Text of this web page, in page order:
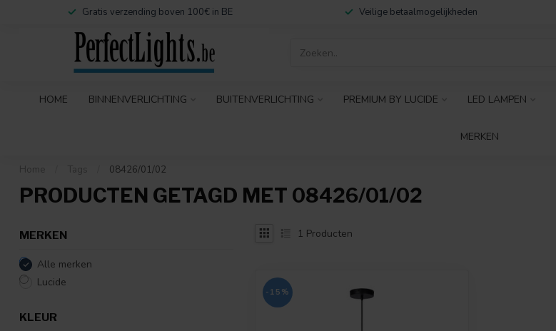
Gratis verzending boven 100€ in BE Veilige betaalmogelijkheden
HOME BINNENVERLICHTING BUITENVERLICHTING PREMIUM BY LUCIDE LED LAMPEN
MERKEN
Home Tags 08426/01/02
PRODUCTEN GETAGD MET 08426/01/02
MERKEN
Alle merken
Lucide
KLEUR
1 Producten
-15%